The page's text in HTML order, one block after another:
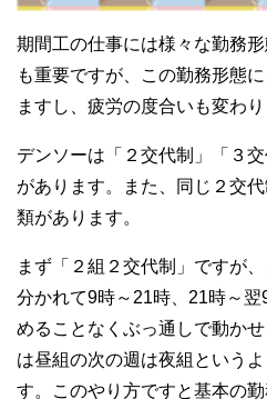
期間工の仕事には様々な勤務
も重要ですが、この勤務形態
ますし、疲労の度合いも変わり
デンソーは「２交代制」「３
があります。また、同じ２交
類があります。
まず「２組２交代制」ですが
分かれて9時～21時、21時～
めることなくぶっ通しで動か
は昼組の次の週は夜組という
す。このやり方ですと基本の